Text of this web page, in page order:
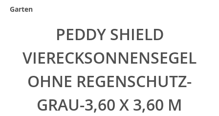
Garten
PEDDY SHIELD
VIERECKSONNENSEGEL
OHNE REGENSCHUTZ-
GRAU-3,60 X 3,60 M